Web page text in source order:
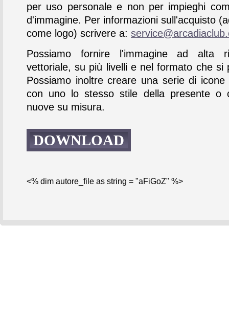
per uso personale e non per impieghi
d'immagine. Per informazioni sull'acquisto
come logo) scrivere a:
Possiamo fornire l'immagine ad alta
vettoriale, su più livelli e nel formato che si
Possiamo inoltre creare una serie di icone
con uno lo stesso stile della presente o
nuove su misura.
DOWNLOAD
<% dim autore_file as string = "aFiGoZ" %>